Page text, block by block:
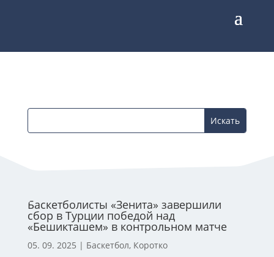
Баскетболисты «Зенита» завершили
сбор в Турции победой над
«Бешикташем» в контрольном матче
05. 09. 2025 | Баскетбол, Коротко